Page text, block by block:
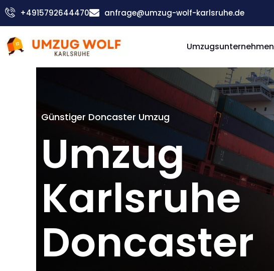
Zum
Inhalt
+4915792644470 anfrage@umzug-wolf-karlsruhe.de
Umzugsunternehmen
Günstiger Doncaster Umzug
Umzug
Karlsruhe
Doncaster